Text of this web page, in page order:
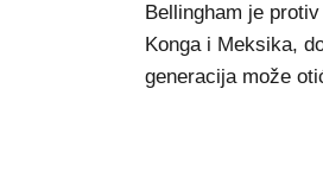
Bellingham je
Konga i Meksika,
generacija može